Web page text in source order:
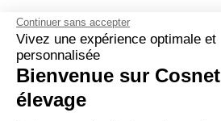
Continuer sans accepter
Vivez une expérience optimale et
personnalisée
Bienvenue sur Cosnet
élevage